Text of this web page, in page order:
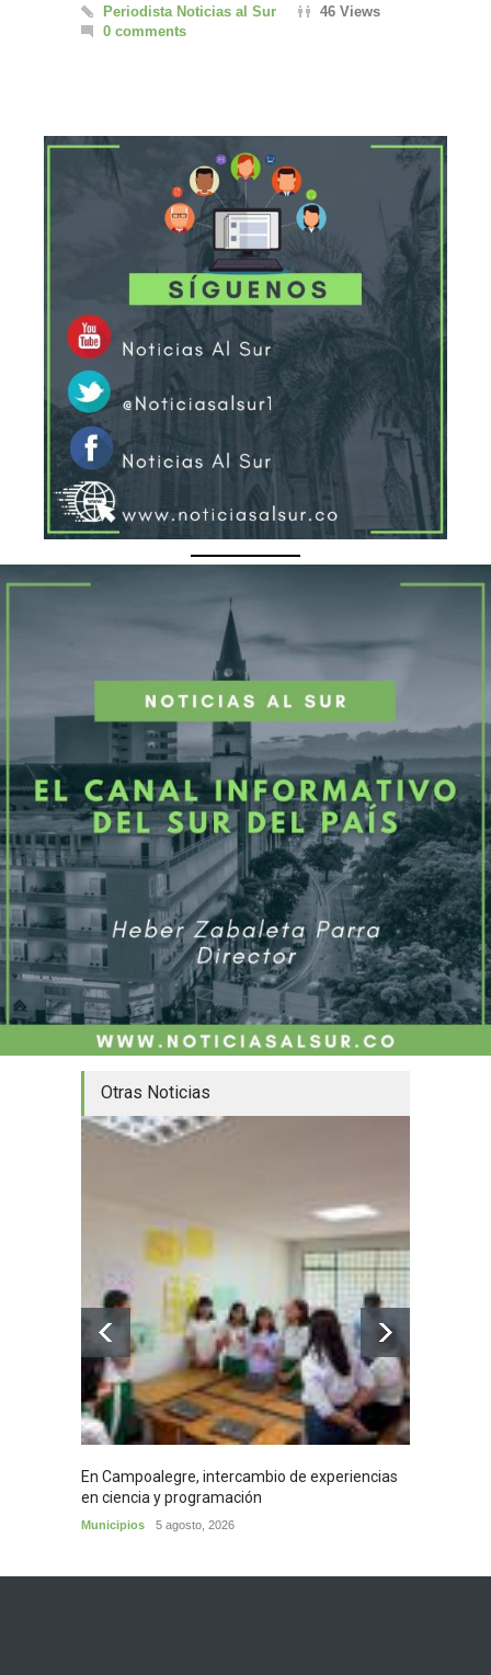
Periodista Noticias al Sur
46 Views
0 comments
Otras Noticias
En Campoalegre, intercambio de experiencias
en ciencia y programación
Municipios 5 agosto, 2026